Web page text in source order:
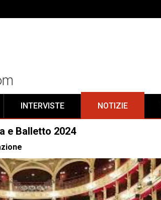
INTERVISTE NOTIZIE
e Balletto 2024